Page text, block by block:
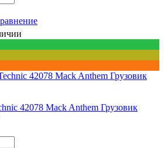
42078 Mack Anthem Грузовик